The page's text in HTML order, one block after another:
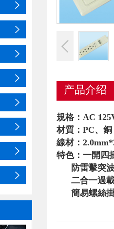
产品介绍
規格：AC
材質：PC、銅
線材：
特色：一開四
防雷擊突
二合一過
簡易螺